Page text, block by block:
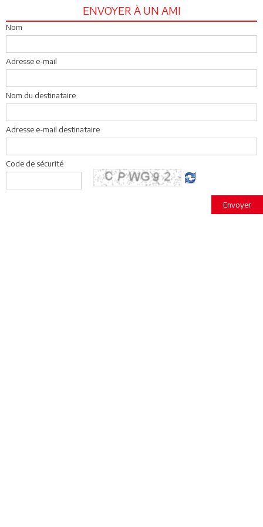
ENVOYER À UN AMI
Nom
Adresse e-mail
Nom du destinataire
Adresse e-mail destinataire
Code de sécurité
Envoyer